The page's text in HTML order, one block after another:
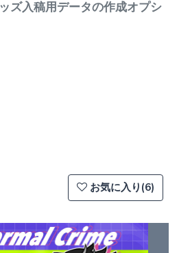
ズ入稿用データの作成オプシ
お気に入り(6)